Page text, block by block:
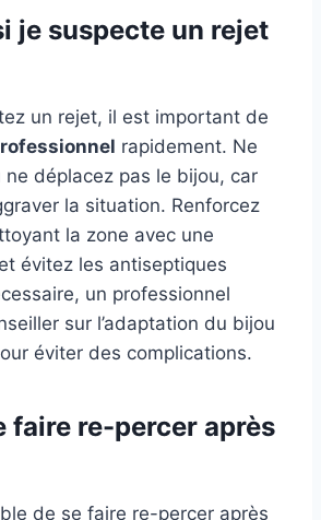
je suspecte un rejet
un rejet, il est important de
rapidement. Ne
déplacez pas le bijou, car
la situation. Renforcez
la zone avec une
évitez les antiseptiques
un professionnel
sur l’adaptation du bijou
éviter des complications.
faire re-percer après
de se faire re-percer après